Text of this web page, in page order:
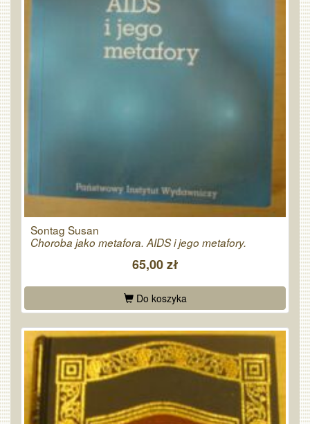
Sontag Susan
Choroba jako metafora. AIDS i jego metafory.
65,00 zł
Do koszyka